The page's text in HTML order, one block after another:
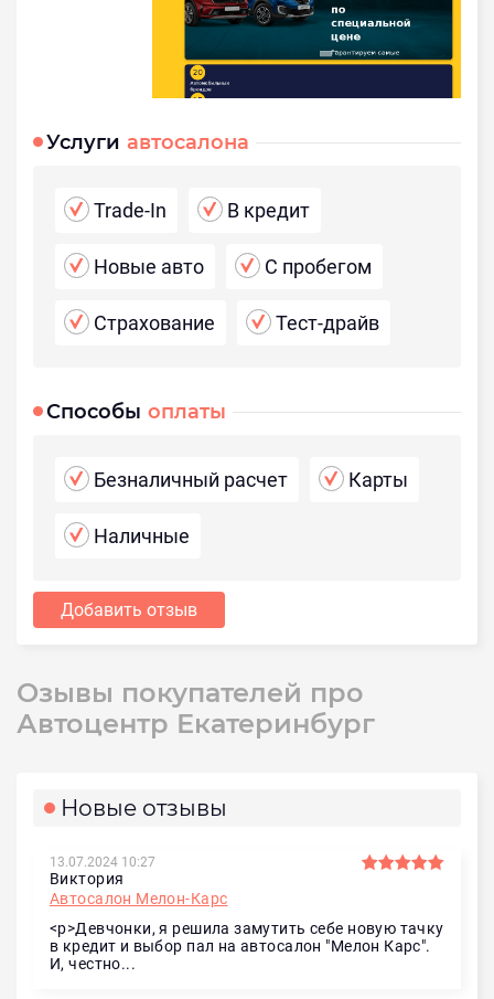
Услуги автосалона
Trade-In В кредит
Новые авто С пробегом
Страхование Тест-драйв
Способы оплаты
Безналичный расчет Карты
Наличные
Добавить отзыв
Озывы покупателей про
Автоцентр Екатеринбург
Новые отзывы
13.07.2024 10:27
Виктория
Автосалон Мелон-Карс
<p>Девчонки, я решила замутить себе новую тачку
в кредит и выбор пал на автосалон "Мелон Карс".
И, честно...